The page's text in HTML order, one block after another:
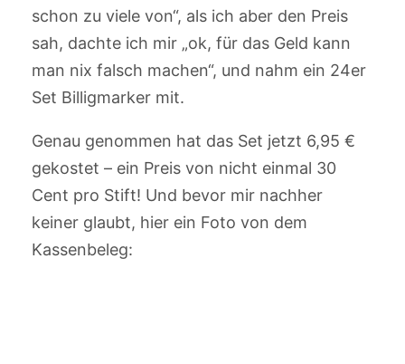
schon zu viele von“, als ich aber den Preis
sah, dachte ich mir „ok, für das Geld kann
man nix falsch machen“, und nahm ein 24er
Set Billigmarker mit.
Genau genommen hat das Set jetzt 6,95 €
gekostet – ein Preis von nicht einmal 30
Cent pro Stift! Und bevor mir nachher
keiner glaubt, hier ein Foto von dem
Kassenbeleg: